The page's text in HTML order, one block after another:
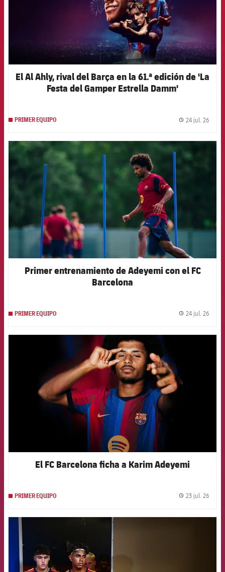
El Al Ahly, rival del Barça en la 61.ª edición de 'La
Festa del Gamper Estrella Damm'
PRIMER EQUIPO 24 jul. 26
FCB Barcelona badge
Primer entrenamiento de Adeyemi con el FC
Barcelona
PRIMER EQUIPO 24 jul. 26
FCB Barcelona badge
El FC Barcelona ficha a Karim Adeyemi
PRIMER EQUIPO 23 jul. 26
FCB Barcelona badge